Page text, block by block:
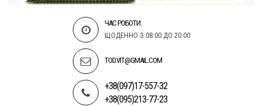
ЧАС РОБОТИ:
ЩОДЕННО З 08:00 ДО 20:00
TOD.VIT@GMAIL.COM
+38(097)17-557-32
+38(095)213-77-23